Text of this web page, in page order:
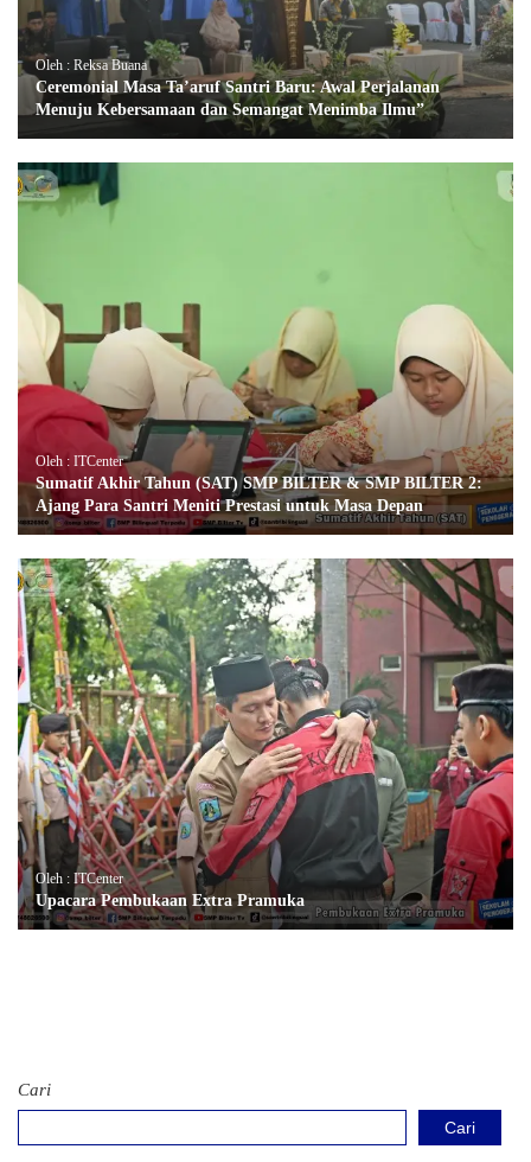
Oleh : Reksa Buana
Ceremonial Masa Ta’aruf Santri Baru: Awal Perjalanan
Menuju Kebersamaan dan Semangat Menimba Ilmu”
Oleh : ITCenter
Sumatif Akhir Tahun (SAT) SMP BILTER & SMP BILTER 2:
Ajang Para Santri Meniti Prestasi untuk Masa Depan
Oleh : ITCenter
Upacara Pembukaan Extra Pramuka
Cari
Cari